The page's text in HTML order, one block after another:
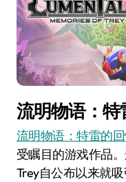
流明物语：
流明物语：特雷的
受瞩目的游戏作品
Trey自公布以来就